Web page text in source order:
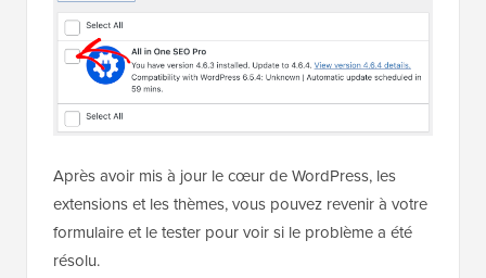
Après avoir mis à jour le cœur de WordPress, les
extensions et les thèmes, vous pouvez revenir à votre
formulaire et le tester pour voir si le problème a été
résolu.